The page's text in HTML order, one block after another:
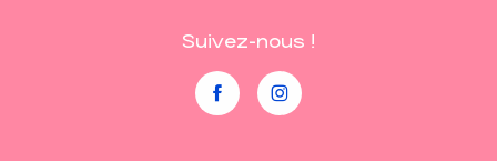
Suivez-nous !